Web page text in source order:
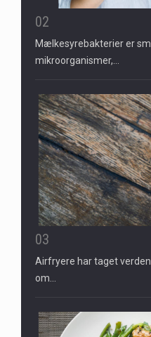
02
Mælkesyrebakterier er
mikroorganismer,…
03
Airfryere har taget
om…